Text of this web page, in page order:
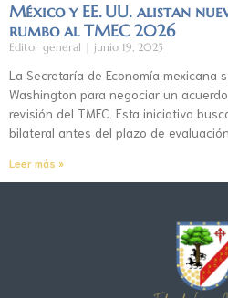
México y EE. UU. alistan
rumbo al TMEC 2026
Editor general junio 19, 2025
La Secretaría de Economía mexicana
Washington para negociar un
revisión del TMEC. Esta iniciativa
bilateral antes del plazo de
Leer más »